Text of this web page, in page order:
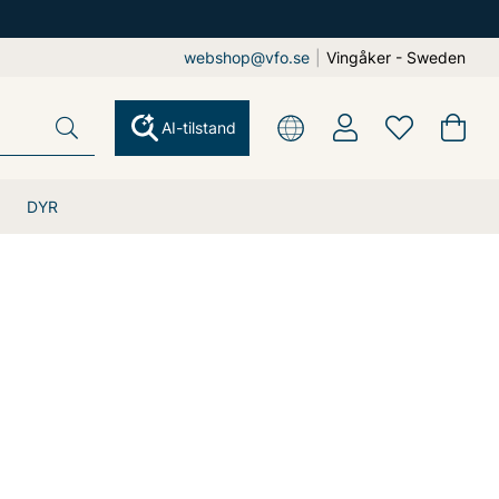
webshop@vfo.se Vingåker - Sweden
DYR
AI-tilstand